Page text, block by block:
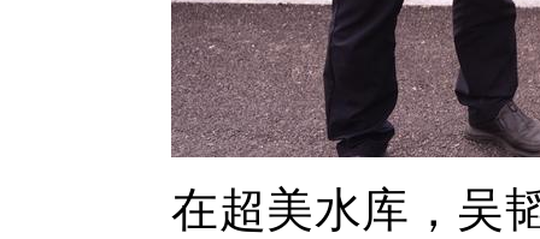
在超美水库，吴